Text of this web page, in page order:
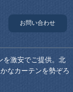
お問い合わせ
を激安でご提供。北
なカーテンを勢ぞろ